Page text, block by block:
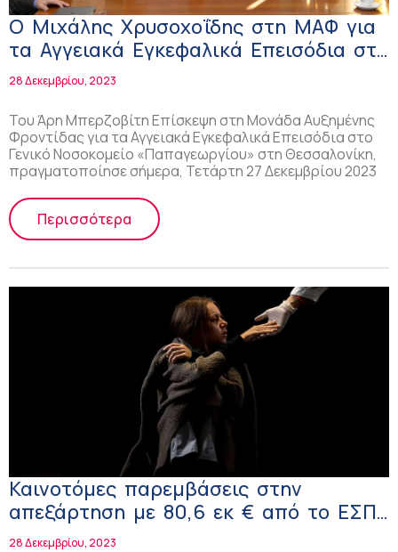
Ο Μιχάλης Χρυσοχοΐδης στη ΜΑΦ για
τα Αγγειακά Εγκεφαλικά Επεισόδια στο
Νοσοκομείο «Παπαγεωργίου»!
28 Δεκεμβρίου, 2023
Του Άρη Μπερζοβίτη Επίσκεψη στη Μονάδα Αυξημένης
Φροντίδας για τα Αγγειακά Εγκεφαλικά Επεισόδια στο
Γενικό Νοσοκομείο «Παπαγεωργίου» στη Θεσσαλονίκη,
πραγματοποίησε σήμερα, Τετάρτη 27 Δεκεμβρίου 2023
Περισσότερα
Καινοτόμες παρεμβάσεις στην
απεξάρτηση με 80,6 εκ € από το ΕΣΠΑ
μέχρι το 2027!
28 Δεκεμβρίου, 2023